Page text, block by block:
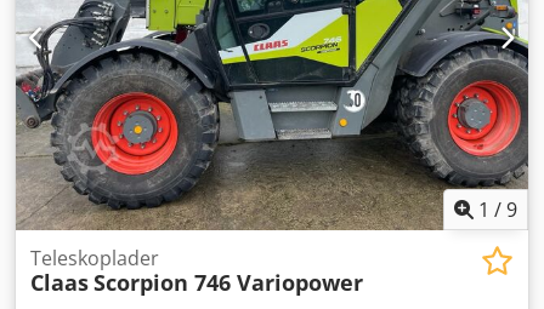
1 /9
Teleskoplader
ClaasScorpion 746 Variopower